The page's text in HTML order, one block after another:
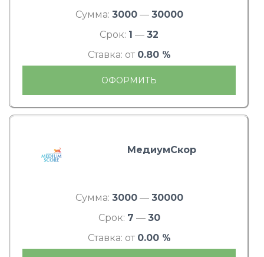
Сумма: 3000— 30000
Срок: 1 — 32
Ставка: от 0.80 %
ОФОРМИТЬ
МедиумСкор
Сумма: 3000— 30000
Срок: 7 — 30
Ставка: от 0.00 %